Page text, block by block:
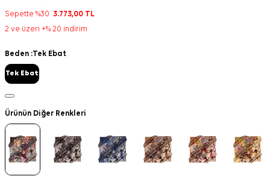
Sepette %30 3.773,00 TL
2 ve üzeri +% 20 indirim
Beden :Tek Ebat
Tek Ebat
Ürünün Diğer Renkleri